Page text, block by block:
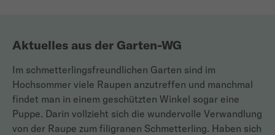
Aktuelles aus der Garten-WG
Im schmetterlingsfreundlichen Garten sind im
Hochsommer viele Raupen anzutreffen und manchmal
findet man in einem geschützten Winkel sogar eine
Puppe. Darin vollzieht sich die wundervolle Verwandlung
von der Raupe zum filigranen Schmetterling. Haben sich